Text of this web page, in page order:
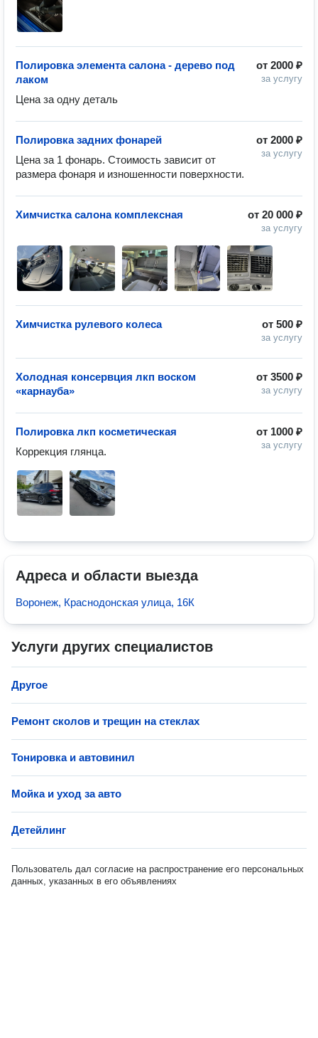
от 2000 ₽
за услугу
Полировка элемента салона - дерево под
лаком
Цена за одну деталь
от 2000 ₽
за услугу
Полировка задних фонарей
Цена за 1 фонарь. Стоимость зависит от
размера фонаря и изношенности поверхности.
от 20 000 ₽
за услугу
Химчистка салона комплексная
от 500 ₽
за услугу
Химчистка рулевого колеса
от 3500 ₽
за услугу
Холодная консервция лкп воском
«карнауба»
от 1000 ₽
за услугу
Полировка лкп косметическая
Коррекция глянца.
Адреса и области выезда
Воронеж, Краснодонская улица, 16К
Услуги других специалистов
Другое
Ремонт сколов и трещин на стеклах
Тонировка и автовинил
Мойка и уход за авто
Детейлинг
Пользователь дал согласие на распространение его персональных
данных, указанных в его объявлениях